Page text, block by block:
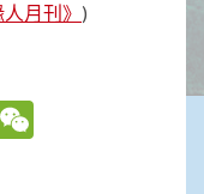
月刊》 )